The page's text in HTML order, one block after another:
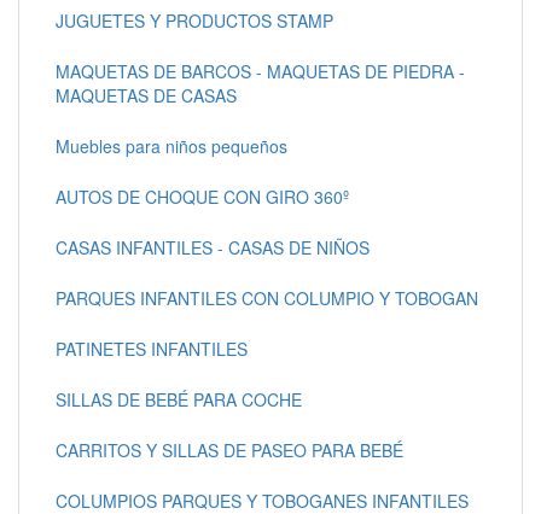
JUGUETES Y PRODUCTOS STAMP
MAQUETAS DE BARCOS - MAQUETAS DE PIEDRA -
MAQUETAS DE CASAS
Muebles para niños pequeños
AUTOS DE CHOQUE CON GIRO 360º
CASAS INFANTILES - CASAS DE NIÑOS
PARQUES INFANTILES CON COLUMPIO Y TOBOGAN
PATINETES INFANTILES
SILLAS DE BEBÉ PARA COCHE
CARRITOS Y SILLAS DE PASEO PARA BEBÉ
COLUMPIOS PARQUES Y TOBOGANES INFANTILES